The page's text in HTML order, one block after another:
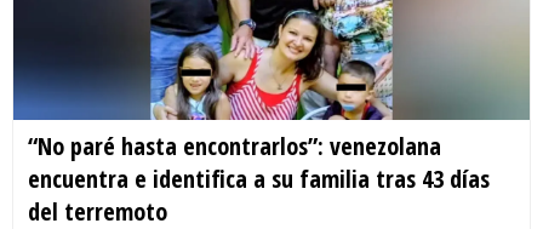
“No paré hasta encontrarlos”: venezolana
encuentra e identifica a su familia tras 43 días
del terremoto